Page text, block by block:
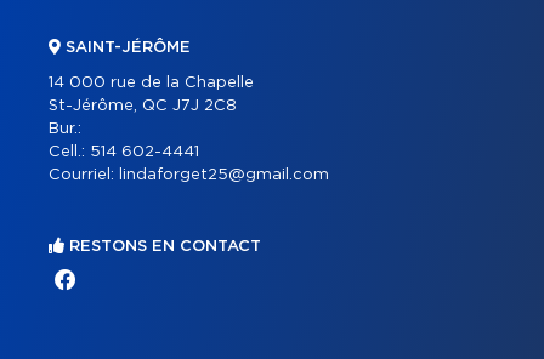
SAINT-JÉRÔME
14 000 rue de la Chapelle
St-Jérôme, QC J7J 2C8
Bur.:
Cell.: 514 602-4441
Courriel:
lindaforget25@gmail.com
RESTONS EN CONTACT